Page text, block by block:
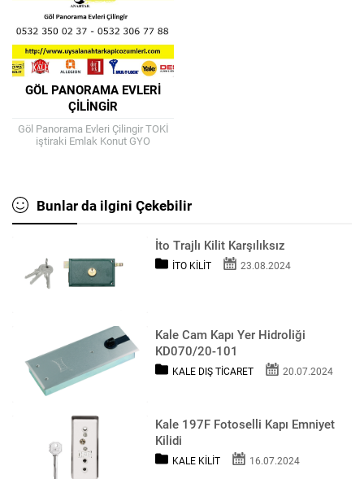
GÖL PANORAMA EVLERI
ÇILINGIR
Göl Panorama Evleri Çilingir TOKİ
iştiraki Emlak Konut GYO
Bunlar da ilgini Çekebilir
İto Trajlı Kilit Karşılıksız
İTO KILIT 23.08.2024
Kale Cam Kapı Yer Hidroliği
KD070/20-101
KALE DIŞ TICARET 20.07.2024
Kale 197F Fotoselli Kapı Emniyet
Kilidi
KALE KILIT 16.07.2024